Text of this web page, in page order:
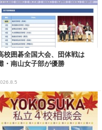
校囲碁全国大会、団体戦は
・南山女子部が優勝